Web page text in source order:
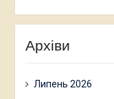
Архіви
Липень 2026